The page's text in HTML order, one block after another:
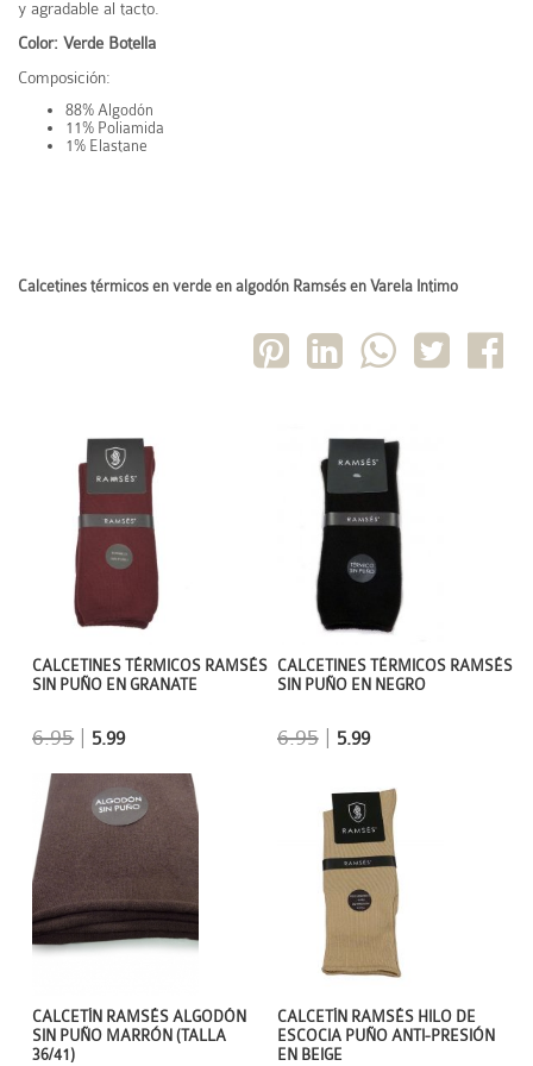
y agradable al tacto.
Color: Verde Botella
Composición:
88% Algodón
11% Poliamida
1% Elastane
Calcetines térmicos en verde en algodón Ramsés en Varela Intimo
CALCETINES TÉRMICOS RAMSÉS
SIN PUÑO EN NEGRO
6.95| 5.99
CALCETINES TÉRMICOS RAMSÉS
SIN PUÑO EN GRANATE
6.95 5.99
CALCETÍN RAMSÉS HILO DE
ESCOCIA PUÑO ANTI-PRESIÓN
EN BEIGE
CALCETÍN RAMSÉS ALGODÓN
SIN PUÑO MARRÓN (TALLA
36/41)